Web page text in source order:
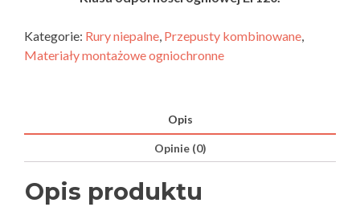
Kategorie: Rury niepalne, Przepusty kombinowane,
Materiały montażowe ogniochronne
Opis
Opinie (0)
Opis produktu